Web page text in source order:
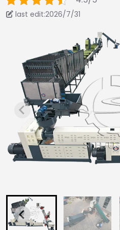
last edit:2026/7/31